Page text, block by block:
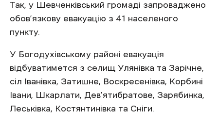
Так, у Шевченківський громаді запроваджено
обов’язкову евакуацію з 41 населеного
пункту.
У Богодухівському районі евакуація
відбуватимется з селищ Улянівка та Зарічне,
сіл Іванівка, Затишне, Воскресенівка, Корбині
Івани, Шкарлати, Дев’ятибратове, Зарябинка,
Леськівка, Костянтинівка та Сніги.